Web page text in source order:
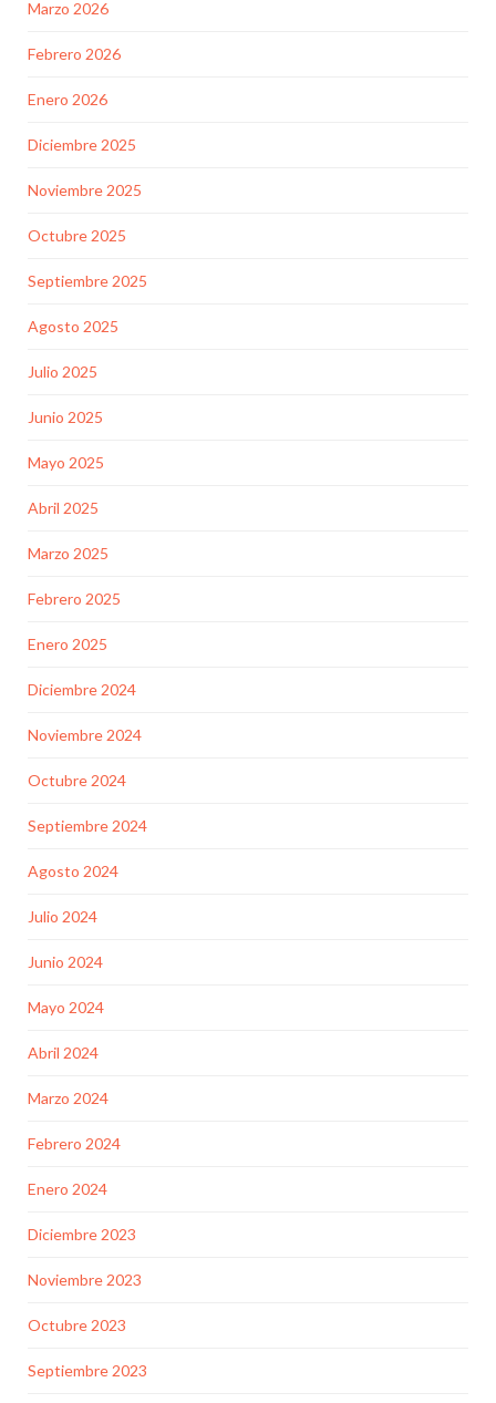
Marzo 2026
Febrero 2026
Enero 2026
Diciembre 2025
Noviembre 2025
Octubre 2025
Septiembre 2025
Agosto 2025
Julio 2025
Junio 2025
Mayo 2025
Abril 2025
Marzo 2025
Febrero 2025
Enero 2025
Diciembre 2024
Noviembre 2024
Octubre 2024
Septiembre 2024
Agosto 2024
Julio 2024
Junio 2024
Mayo 2024
Abril 2024
Marzo 2024
Febrero 2024
Enero 2024
Diciembre 2023
Noviembre 2023
Octubre 2023
Septiembre 2023